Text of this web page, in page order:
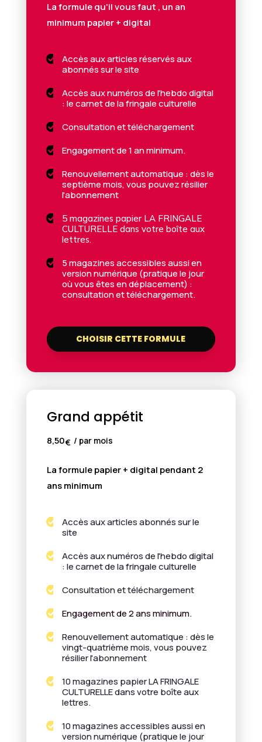
La formule qu'il vous faut , un an
minimum papier + digital

Accès aux articles réservés aux
abonnés sur le site

Accès aux numéros de l'hebdo digital
: le carnet de la fringale culturelle
 Consultation et téléchargement
 Engagement de 1 an minimum.

Renouvellement automatique : dès le
septième mois, vous pouvez résilier
l'abonnement

5 magazines papier LA FRINGALE
CULTURELLE dans votre boîte aux
lettres.

5 magazines accessibles aussi en
version numérique (pratique le jour
où vous êtes en déplacement) :
consultation et téléchargement.
CHOISIR CETTE FORMULE
Grand appétit
8,50€ / par mois
La formule papier + digital pendant 2
ans minimum

Accès aux articles abonnés sur le
site

Accès aux numéros de l'hebdo digital
: le carnet de la fringale culturelle
 Consultation et téléchargement
 Engagement de 2 ans minimum.

Renouvellement automatique : dès le
vingt-quatrième mois, vous pouvez
résilier l'abonnement

10 magazines papier LA FRINGALE
CULTURELLE dans votre boîte aux
lettres.

10 magazines accessibles aussi en
version numérique (pratique le jour